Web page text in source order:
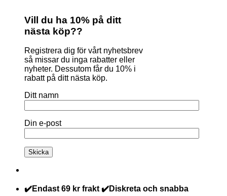
Vill du ha 10% på ditt
nästa köp??
Registrera dig för vårt nyhetsbrev
så missar du inga rabatter eller
nyheter. Dessutom får du 10% i
rabatt på ditt nästa köp.
Ditt namn
Din e-post
✔️Endast 69 kr frakt ✔️Diskreta och snabba